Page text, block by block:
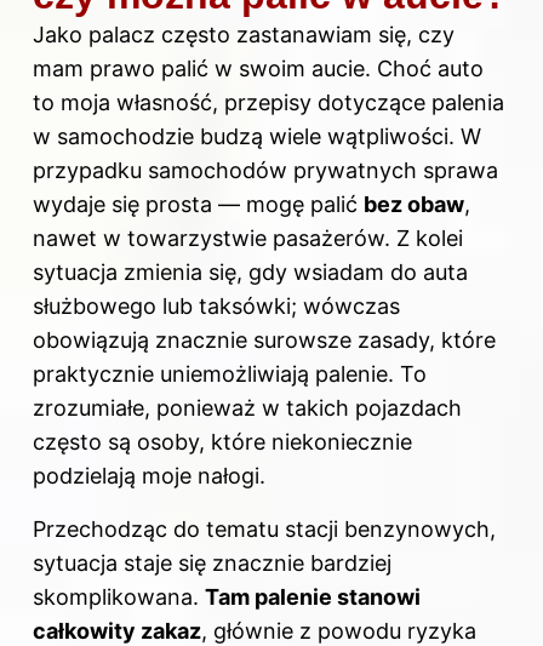
Jako palacz często zastanawiam się, czy
mam prawo palić w swoim aucie. Choć auto
to moja własność, przepisy dotyczące palenia
w samochodzie budzą wiele wątpliwości. W
przypadku samochodów prywatnych sprawa
wydaje się prosta — mogę palić bez obaw,
nawet w towarzystwie pasażerów. Z kolei
sytuacja zmienia się, gdy wsiadam do auta
służbowego lub taksówki; wówczas
obowiązują znacznie surowsze zasady, które
praktycznie uniemożliwiają palenie. To
zrozumiałe, ponieważ w takich pojazdach
często są osoby, które niekoniecznie
podzielają moje nałogi.
Przechodząc do tematu stacji benzynowych,
sytuacja staje się znacznie bardziej
skomplikowana. Tam palenie stanowi
całkowity zakaz, głównie z powodu ryzyka